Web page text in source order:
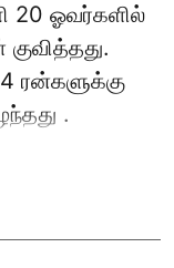
20 ஓவர்களில்
ரன்களுக்கு
.